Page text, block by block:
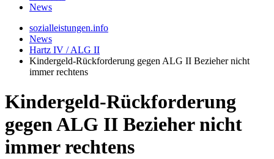
News
sozialleistungen.info
News
Hartz IV / ALG II
Kindergeld-Rückforderung gegen ALG II Bezieher nicht
immer rechtens
Kindergeld-Rückforderung
gegen ALG II Bezieher nicht
immer rechtens